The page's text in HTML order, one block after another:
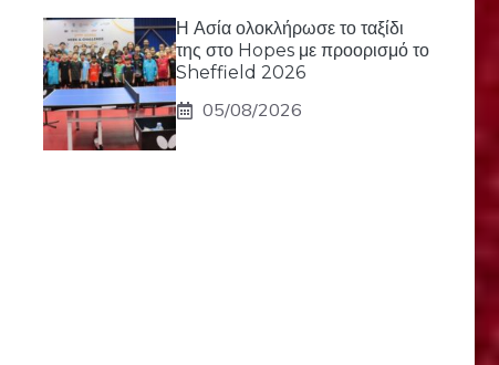
Η Ασία ολοκλήρωσε το ταξίδι
της στο Hopes με προορισμό το
Sheffield 2026
05/08/2026